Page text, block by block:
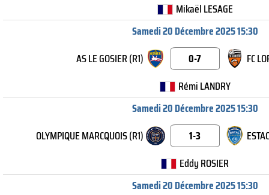
Mikaël LESAGE
Samedi 20 Décembre 2025 15:30
AS LE GOSIER (R1)
0-7
FC
Rémi LANDRY
Samedi 20 Décembre 2025 15:30
OLYMPIQUE MARCQUOIS (R1)
1-3
Eddy ROSIER
Samedi 20 Décembre 2025 15:30